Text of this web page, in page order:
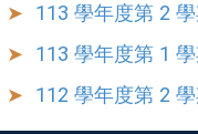
113 學年度第 2
113 學年度第 1
112 學年度第 2